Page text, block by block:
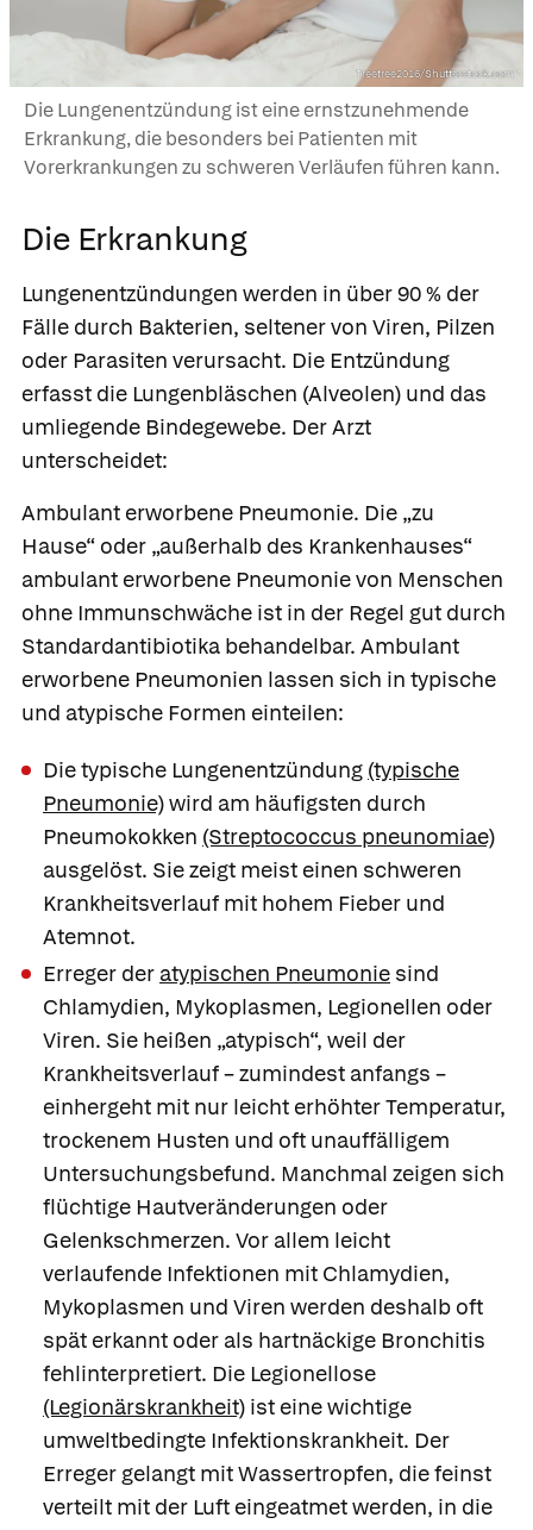
Treetree2016/Shutterstock.com
Die Lungenentzündung ist eine ernstzunehmende
Erkrankung, die besonders bei Patienten mit
Vorerkrankungen zu schweren Verläufen führen kann.
Die Erkrankung
Lungenentzündungen werden in über 90 % der
Fälle durch Bakterien, seltener von Viren, Pilzen
oder Parasiten verursacht. Die Entzündung
erfasst die Lungenbläschen (Alveolen) und das
umliegende Bindegewebe. Der Arzt
unterscheidet:
Ambulant erworbene Pneumonie. Die „zu
Hause“ oder „außerhalb des Krankenhauses“
ambulant erworbene Pneumonievon Menschen
ohne Immunschwäche ist in der Regel gut durch
Standardantibiotika behandelbar. Ambulant
erworbene Pneumonien lassen sich in typische
und atypische Formen einteilen:
Die typische Lungenentzündung (typische
Pneumonie)wird am häufigsten durch
Pneumokokken (Streptococcus pneunomiae)
ausgelöst. Sie zeigt meist einen schweren
Krankheitsverlauf mit hohem Fieber und
Atemnot.
Erreger der atypischen Pneumonie sind
Chlamydien, Mykoplasmen, Legionellen oder
Viren. Sie heißen „atypisch“, weil der
Krankheitsverlauf – zumindest anfangs –
einhergeht mit nur leicht erhöhter Temperatur,
trockenem Husten und oft unauffälligem
Untersuchungsbefund. Manchmal zeigen sich
flüchtige Hautveränderungen oder
Gelenkschmerzen. Vor allem leicht
verlaufende Infektionen mit Chlamydien,
Mykoplasmen und Viren werden deshalb oft
spät erkannt oder als hartnäckige Bronchitis
fehlinterpretiert. Die Legionellose
(Legionärskrankheit) ist eine wichtige
umweltbedingte Infektionskrankheit. Der
Erreger gelangt mit Wassertropfen, die feinst
verteilt mit der Luft eingeatmet werden, in die